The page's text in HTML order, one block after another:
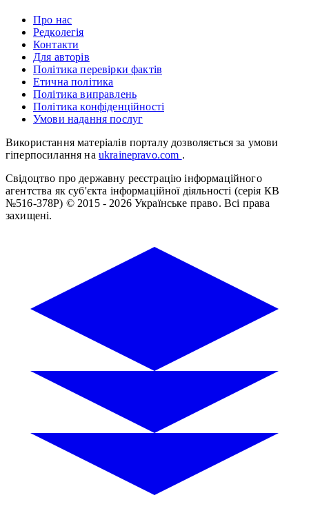
Про нас
Редколегія
Контакти
Для авторів
Політика перевірки фактів
Етична політика
Політика виправлень
Політика конфіденційності
Умови надання послуг
Використання матеріалів порталу дозволяється за умови
гіперпосилання на ukrainepravo.com .
Свідоцтво про державну реєстрацію інформаційного
агентства як суб'єкта інформаційної діяльності (серія КВ
№516-378Р) © 2015 - 2026 Українське право. Всі права
захищені.